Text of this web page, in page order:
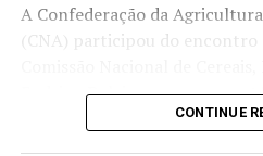
A Confederação da
(CNA) participou do encontro
Endrigo Dalcin, e a assessora
CONTINUE